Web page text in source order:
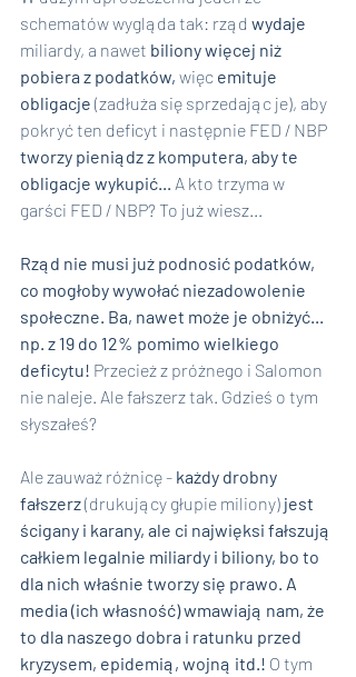
schematów wygląda tak: rząd wydaje
miliardy, a nawet biliony więcej niż
pobiera z podatków, więc emituje
obligacje (zadłuża się sprzedając je), aby
pokryć ten deficyt i następnie FED / NBP
tworzy pieniądz z komputera, aby te
obligacje wykupić... A kto trzyma w
garści FED / NBP? To już wiesz...
Rząd nie musi już podnosić podatków,
co mogłoby wywołać niezadowolenie
społeczne. Ba, nawet może je obniżyć...
np. z 19 do 12% pomimo wielkiego
deficytu! Przecież z próżnego i Salomon
nie naleje. Ale fałszerz tak. Gdzieś o tym
słyszałeś?
Ale zauważ różnicę - każdy drobny
fałszerz (drukujący głupie miliony) jest
ścigany i karany, ale ci najwięksi fałszują
całkiem legalnie miliardy i biliony, bo to
dla nich właśnie tworzy się prawo. A
media (ich własność) wmawiają nam, że
to dla naszego dobra i ratunku przed
kryzysem, epidemią, wojną itd.! O tym